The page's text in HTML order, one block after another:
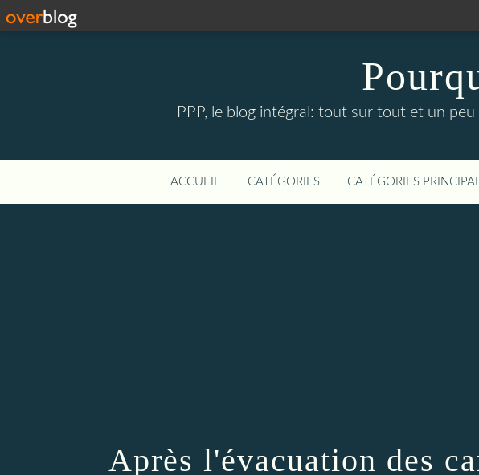
PPP, le blog intégral: tout sur tout et un
ACCUEIL CATÉGORIES CATÉGORIES
Après l'évacuation des